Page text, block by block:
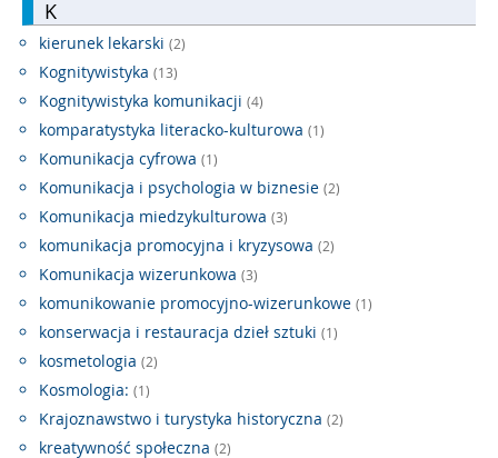
K
kierunek lekarski (2)
Kognitywistyka (13)
Kognitywistyka komunikacji (4)
komparatystyka literacko-kulturowa (1)
Komunikacja cyfrowa (1)
Komunikacja i psychologia w biznesie (2)
Komunikacja miedzykulturowa (3)
komunikacja promocyjna i kryzysowa (2)
Komunikacja wizerunkowa (3)
komunikowanie promocyjno-wizerunkowe (1)
konserwacja i restauracja dzieł sztuki (1)
kosmetologia (2)
Kosmologia: (1)
Krajoznawstwo i turystyka historyczna (2)
kreatywność społeczna (2)